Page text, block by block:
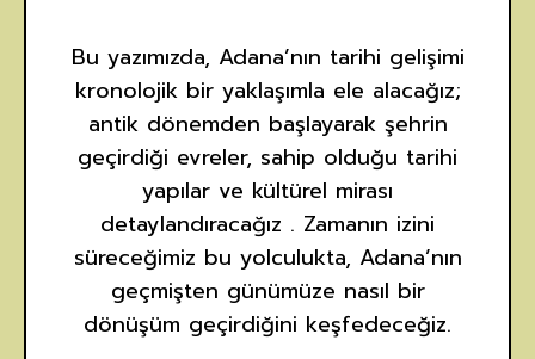
Bu yazımızda, Adana’nın tarihi gelişimi
kronolojik bir yaklaşımla ele alacağız;
antik dönemden başlayarak şehrin
geçirdiği evreler, sahip olduğu tarihi
yapılar ve kültürel mirası
detaylandıracağız . Zamanın izini
süreceğimiz bu yolculukta, Adana’nın
geçmişten günümüze nasıl bir
dönüşüm geçirdiğini keşfedeceğiz.